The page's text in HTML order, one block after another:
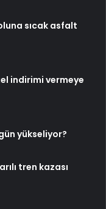
sıcak asfalt
indirimi vermeye
yükseliyor?
tren kazası